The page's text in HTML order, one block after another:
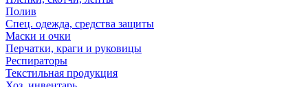
Полив
Спец. одежда, средства защиты
Маски и очки
Перчатки, краги и руковицы
Респираторы
Текстильная продукция